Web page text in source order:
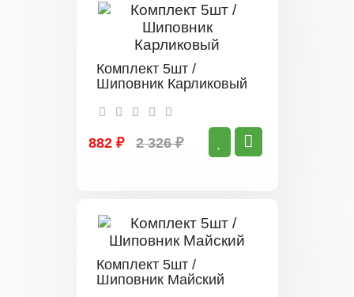
Комплект 5шт /
Шиповник Карликовый
882 ₽ 2 326 ₽
Комплект 5шт /
Шиповник Майский